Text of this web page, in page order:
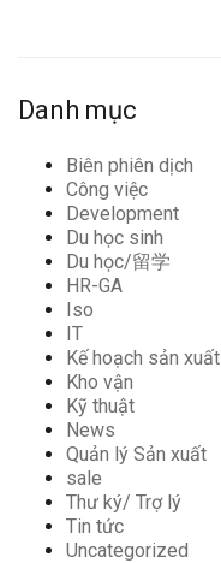
Danh mục
Biên phiên dịch
Công việc
Development
Du học sinh
Du học/留学
HR-GA
Iso
IT
Kế hoạch sản xuất
Kho vận
Kỹ thuật
News
Quản lý Sản xuất
sale
Thư ký/ Trợ lý
Tin tức
Uncategorized